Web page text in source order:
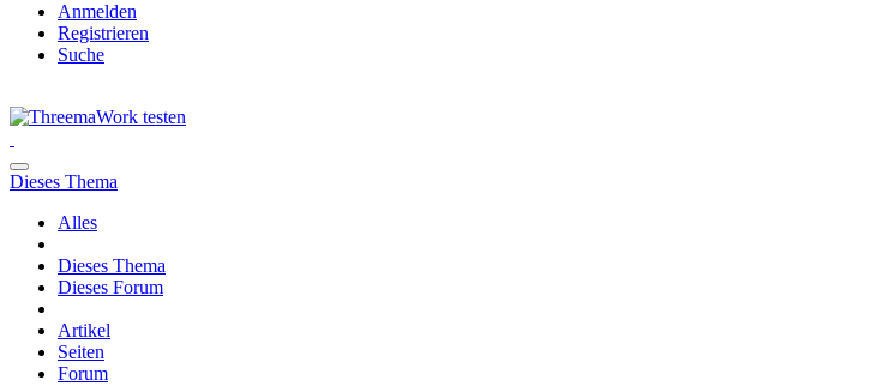
Anmelden
Registrieren
Suche
Dieses Thema
Alles
Dieses Thema
Dieses Forum
Artikel
Seiten
Forum